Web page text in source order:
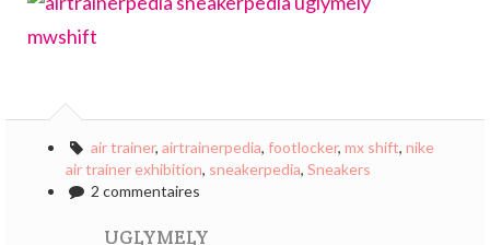
air trainer, airtrainerpedia, footlocker, mx shift, nike
air trainer exhibition, sneakerpedia, Sneakers
2 commentaires
UGLYMELY